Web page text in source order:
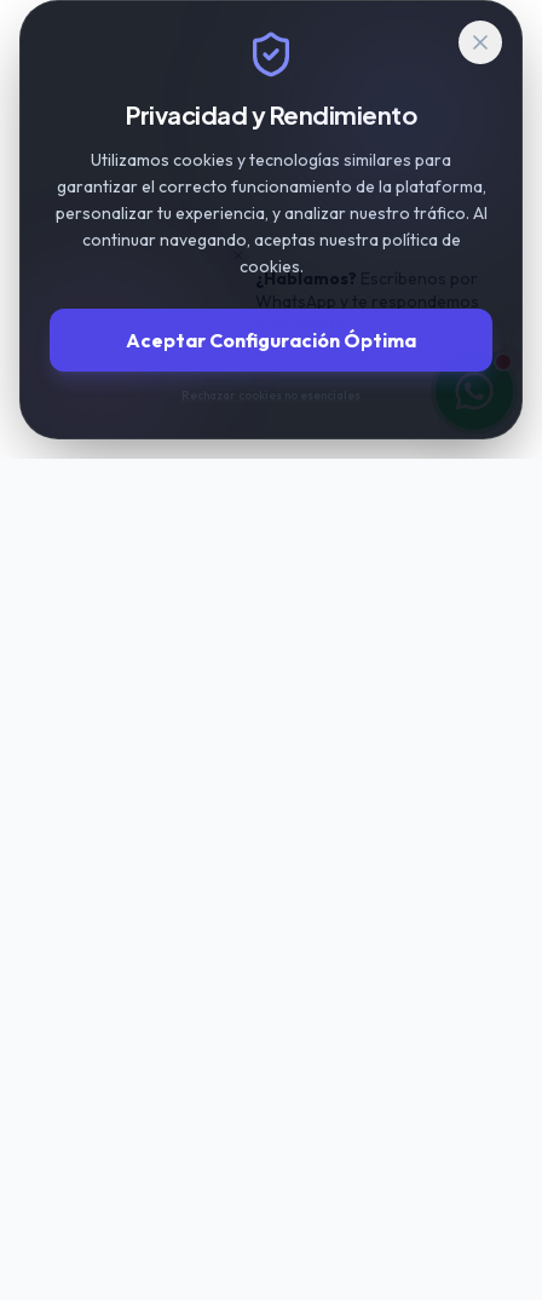
¿Hablamos?
Privacidad y Rendimiento
Utilizamos cookies y tecnologías similares para
garantizar el correcto funcionamiento de la plataforma,
personalizar tu experiencia, y analizar nuestro tráfico. Al
continuar navegando, aceptas nuestra política de
cookies.
Aceptar Configuración Óptima